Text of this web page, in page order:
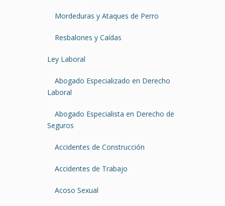
Mordeduras y Ataques de Perro
Resbalones y Caídas
Ley Laboral
Abogado Especializado en Derecho
Laboral
Abogado Especialista en Derecho de
Seguros
Accidentes de Construcción
Accidentes de Trabajo
Acoso Sexual